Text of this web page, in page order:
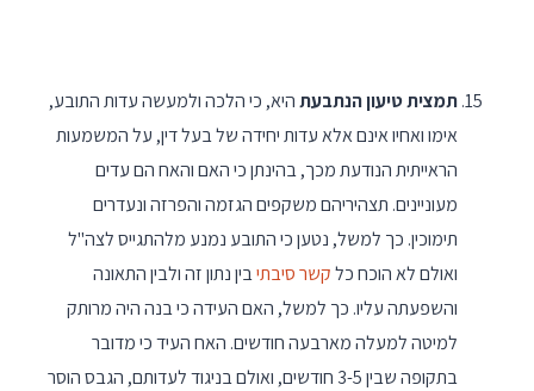
תמצית טיעון הנתבעתהיא, כי הלכה ולמעשה עדות התובע,
אימו ואחיו אינם אלא עדות יחידה של בעל דין, על המשמעות
הראייתית הנודעת מכך, בהינתן כי האם והאח הם עדים
מעוניינים. תצהיריהם משקפים הגזמה והפרזה ונעדרים
תימוכין. כך למשל, נטען כי התובע נמנע מלהתגייס לצה"ל
ואולם לא הוכח כלקשר סיבתיבין נתון זה ולבין התאונה
והשפעתה עליו. כך למשל, האם העידה כי בנה היה מרותק
למיטה למעלה מארבעה חודשים. האח העיד כי מדובר
בתקופה שבין 3-5 חודשים, ואולם בניגוד לעדותם, הגבס הוסר